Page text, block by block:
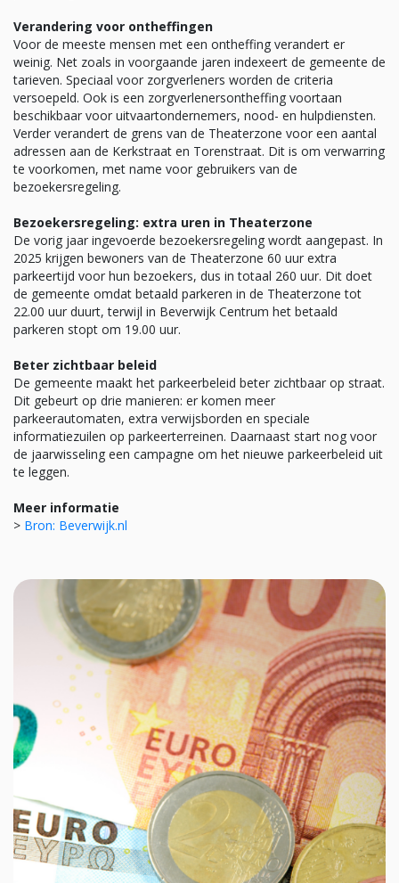
Verandering voor ontheffingen
Voor de meeste mensen met een ontheffing verandert er
weinig. Net zoals in voorgaande jaren indexeert de gemeente de
tarieven. Speciaal voor zorgverleners worden de criteria
versoepeld. Ook is een zorgverlenersontheffing voortaan
beschikbaar voor uitvaartondernemers, nood- en hulpdiensten.
Verder verandert de grens van de Theaterzone voor een aantal
adressen aan de Kerkstraat en Torenstraat. Dit is om verwarring
te voorkomen, met name voor gebruikers van de
bezoekersregeling.
Bezoekersregeling: extra uren in Theaterzone
De vorig jaar ingevoerde bezoekersregeling wordt aangepast. In
2025 krijgen bewoners van de Theaterzone 60 uur extra
parkeertijd voor hun bezoekers, dus in totaal 260 uur. Dit doet
de gemeente omdat betaald parkeren in de Theaterzone tot
22.00 uur duurt, terwijl in Beverwijk Centrum het betaald
parkeren stopt om 19.00 uur.
Beter zichtbaar beleid
De gemeente maakt het parkeerbeleid beter zichtbaar op straat.
Dit gebeurt op drie manieren: er komen meer
parkeerautomaten, extra verwijsborden en speciale
informatiezuilen op parkeerterreinen. Daarnaast start nog voor
de jaarwisseling een campagne om het nieuwe parkeerbeleid uit
te leggen.
Meer informatie
> Bron: Beverwijk.nl